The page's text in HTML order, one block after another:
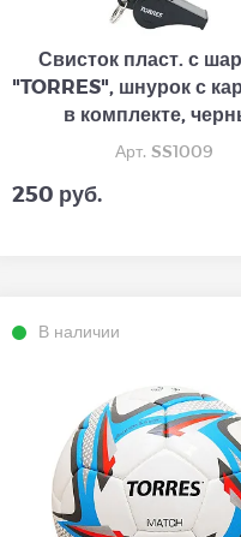
Свисток пласт. с
"TORRES", шнурок с
в комплекте,
Арт. SS1009
250 руб.
В наличии